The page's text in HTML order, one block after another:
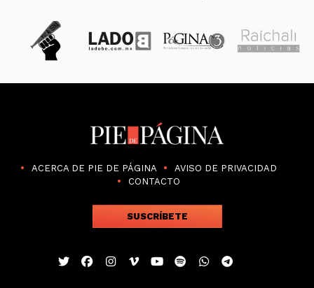
ACERCA DE PIE DE PÁGINA
AVISO DE PRIVACIDAD
CONTACTO
SUSCRÍBETE